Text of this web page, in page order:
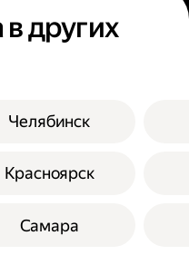
других
Челябинск
Красноярск
Самара